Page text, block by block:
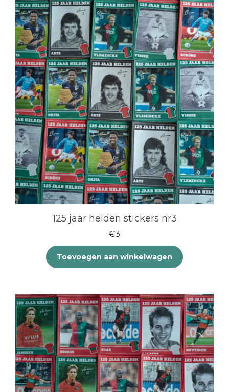
125 jaar helden stickers nr3
€3
Toevoegen aan winkelwagen